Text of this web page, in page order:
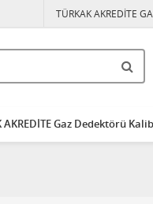
TÜRKAK AKREDİTE
AKREDİTE Gaz Dedektörü